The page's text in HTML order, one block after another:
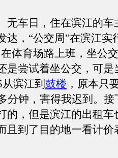
车日，住在滨江的车
达，“公交周”在滨江实
体育场路上班，坐公
是尝试着坐公交，可是
滨江到 鼓楼 ，原本只
分钟，害得我迟到。
的，但是滨江的出租车
且到了目的地一看计价